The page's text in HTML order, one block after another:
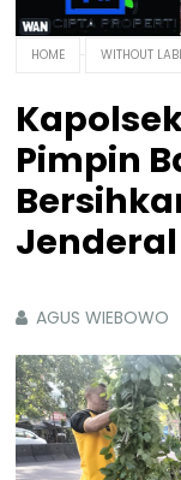
HOME WITHOUT
Pimpin
AGUS WIEBOWO